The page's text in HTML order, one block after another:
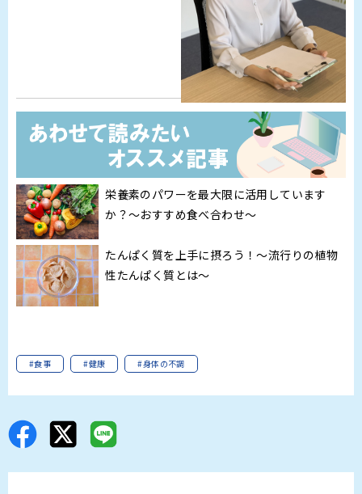
栄養素のパワーを最大限に活用しています
か？～おすすめ食べ合わせ～
たんぱく質を上手に摂ろう！～流行りの植物
性たんぱく質とは～
#食事 #健康 #身体の不調